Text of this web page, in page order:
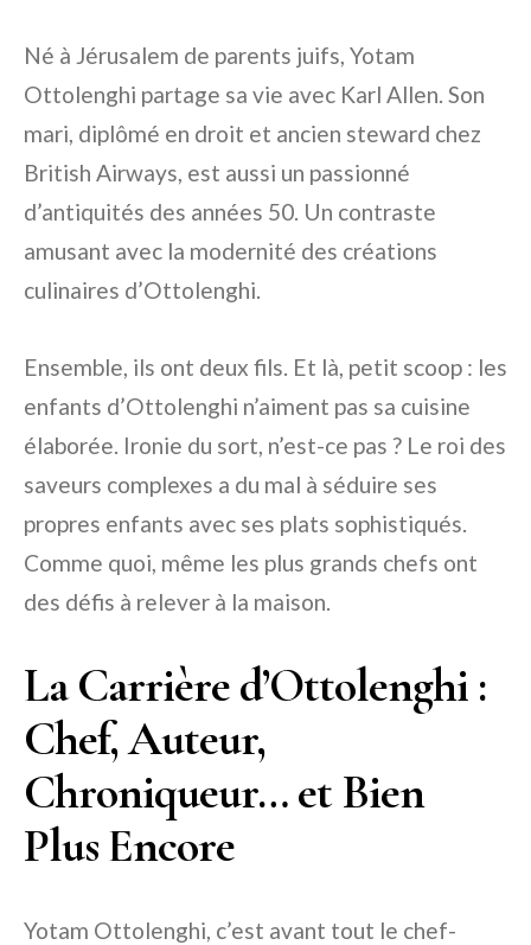
Né à Jérusalem de parents juifs, Yotam
Ottolenghi partage sa vie avec Karl Allen. Son
mari, diplômé en droit et ancien steward chez
British Airways, est aussi un passionné
d’antiquités des années 50. Un contraste
amusant avec la modernité des créations
culinaires d’Ottolenghi.
Ensemble, ils ont deux fils. Et là, petit scoop : les
enfants d’Ottolenghi n’aiment pas sa cuisine
élaborée. Ironie du sort, n’est-ce pas ? Le roi des
saveurs complexes a du mal à séduire ses
propres enfants avec ses plats sophistiqués.
Comme quoi, même les plus grands chefs ont
des défis à relever à la maison.
La Carrière d’Ottolenghi :
Chef, Auteur,
Chroniqueur… et Bien
Plus Encore
Yotam Ottolenghi, c’est avant tout le chef-